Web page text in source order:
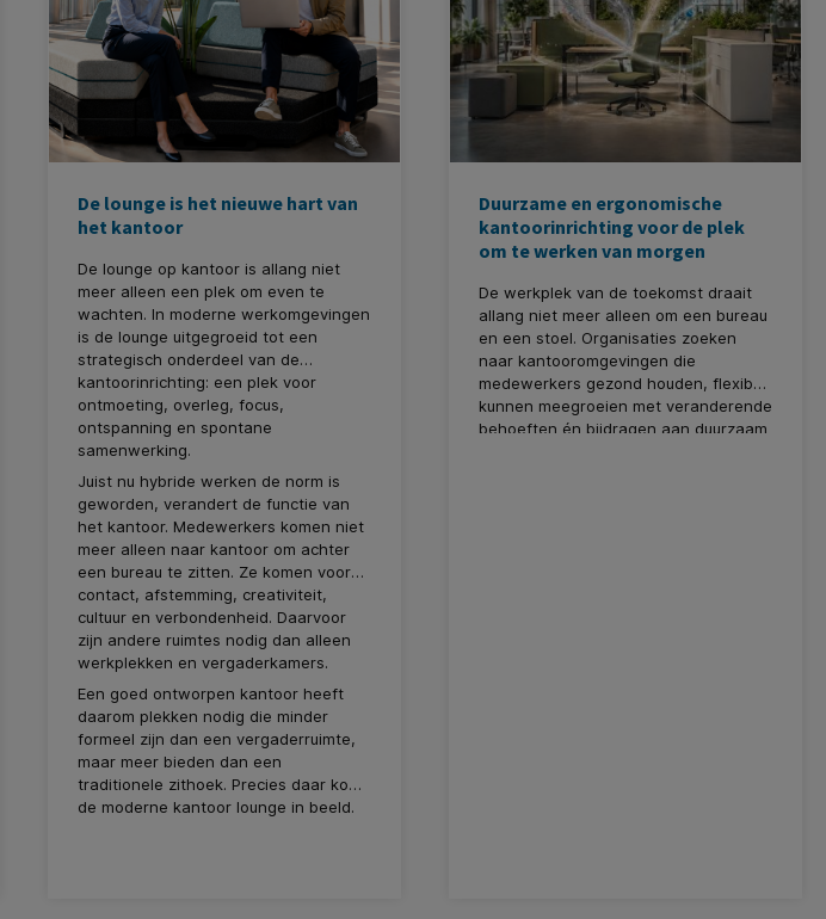
De lounge is het nieuwe hart van
het kantoor
De lounge op kantoor is allang niet
meer alleen een plek om even te
wachten. In moderne werkomgevingen
is de lounge uitgegroeid tot een
strategisch onderdeel van de
kantoorinrichting: een plek voor
ontmoeting, overleg, focus,
ontspanning en spontane
samenwerking.
Juist nu hybride werken de norm is
geworden, verandert de functie van
het kantoor. Medewerkers komen niet
meer alleen naar kantoor om achter
een bureau te zitten. Ze komen voor
contact, afstemming, creativiteit,
cultuur en verbondenheid. Daarvoor
zijn andere ruimtes nodig dan alleen
werkplekken en vergaderkamers.
Een goed ontworpen kantoor heeft
daarom plekken nodig die minder
formeel zijn dan een vergaderruimte,
maar meer bieden dan een
traditionele zithoek. Precies daar komt
de moderne kantoor lounge in beeld.
Duurzame en ergonomische
kantoorinrichting voor de plek
om te werken van morgen
De werkplek van de toekomst draait
allang niet meer alleen om een bureau
en een stoel. Organisaties zoeken
naar kantooromgevingen die
medewerkers gezond houden, flexibel
kunnen meegroeien met veranderende
behoeften én bijdragen aan duurzaam